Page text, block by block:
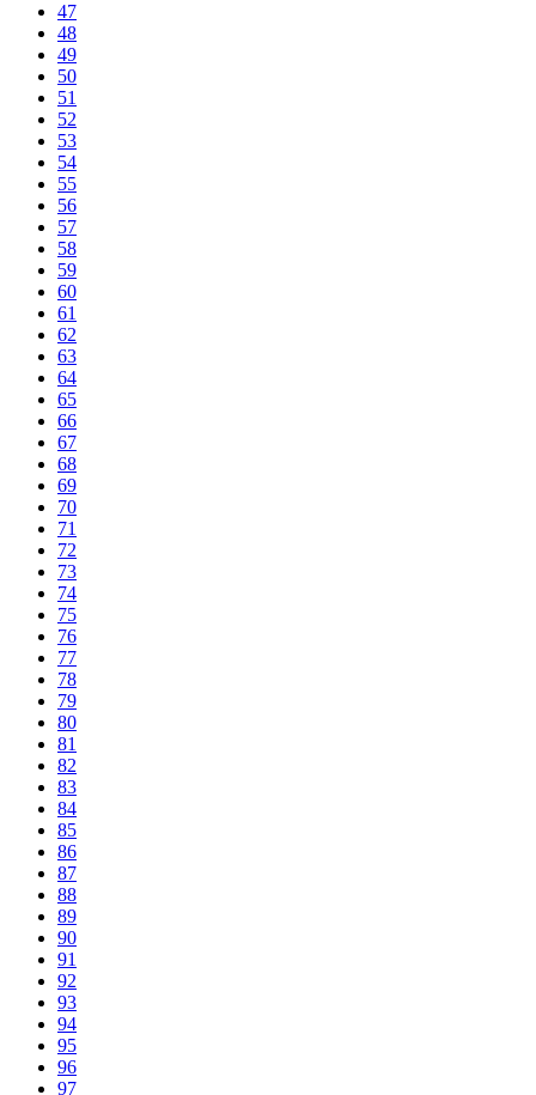
47
48
49
50
51
52
53
54
55
56
57
58
59
60
61
62
63
64
65
66
67
68
69
70
71
72
73
74
75
76
77
78
79
80
81
82
83
84
85
86
87
88
89
90
91
92
93
94
95
96
97